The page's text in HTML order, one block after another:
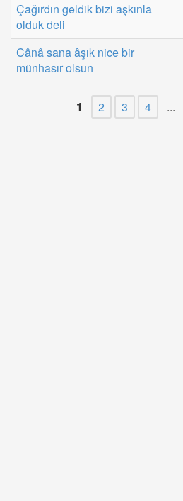
Çağırdın geldik bizi aşkınla
olduk deli
Cânâ sana âşık nice bir
münhasır olsun
1 2 3 4 ...